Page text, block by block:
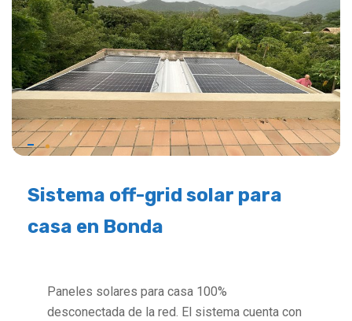
Sistema off-grid solar para
casa en Bonda
Paneles solares para casa 100%
desconectada de la red. El sistema cuenta con